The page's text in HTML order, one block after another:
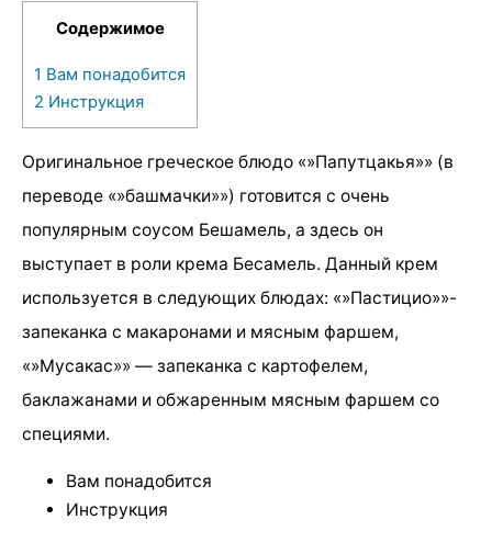
Содержимое
1 Вам понадобится
2 Инструкция
Оригинальное греческое блюдо «»Папутцакья»» (в
переводе «»башмачки»») готовится с очень
популярным соусом Бешамель, а здесь он
выступает в роли крема Бесамель. Данный крем
используется в следующих блюдах: «»Пастицио»»-
запеканка с макаронами и мясным фаршем,
«»Мусакас»» — запеканка с картофелем,
баклажанами и обжаренным мясным фаршем со
специями.
Вам понадобится
Инструкция